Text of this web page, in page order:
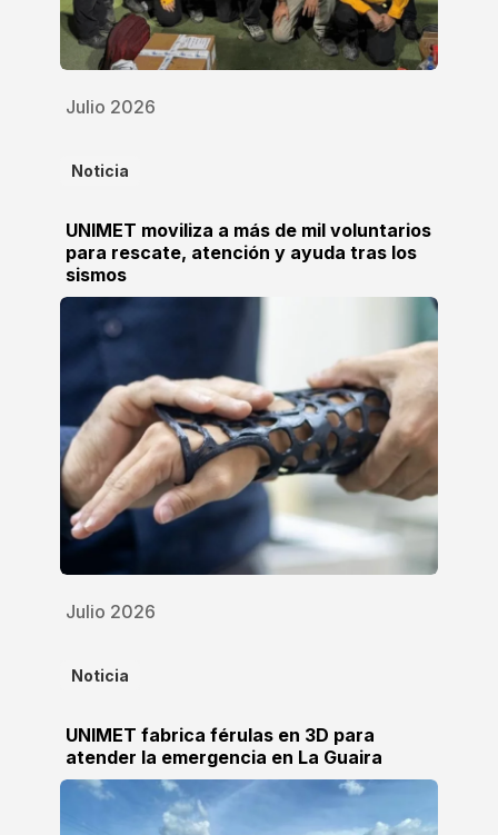
Julio 2026
Noticia
UNIMET moviliza a más de mil voluntarios
para rescate, atención y ayuda tras los
sismos
Julio 2026
Noticia
UNIMET fabrica férulas en 3D para
atender la emergencia en La Guaira